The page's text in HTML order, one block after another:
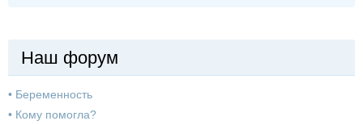
Наш форум
• Беременность
• Кому помогла?